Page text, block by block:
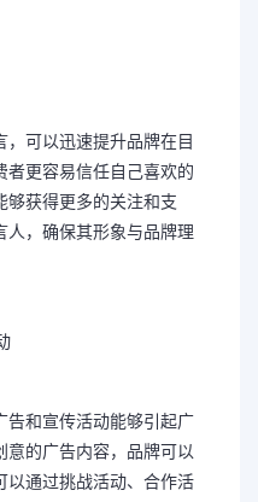
可以迅速提升品牌在目
者更容易信任自己喜欢的
够获得更多的关注和支
人，确保其形象与品牌理
告和宣传活动能够引起广
的广告内容，品牌可以
以通过挑战活动、合作活